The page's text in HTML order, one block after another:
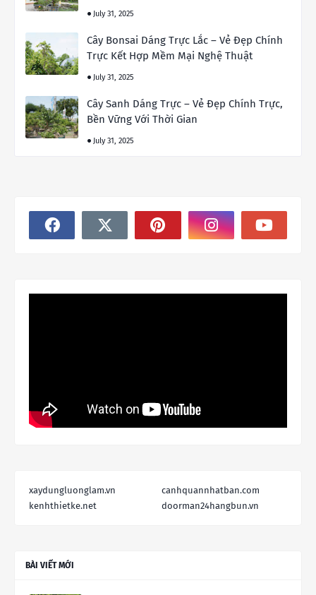
July 31, 2025
Cây Bonsai Dáng Trực Lắc – Vẻ Đẹp Chính
Trực Kết Hợp Mềm Mại Nghệ Thuật
July 31, 2025
Cây Sanh Dáng Trực – Vẻ Đẹp Chính Trực,
Bền Vững Với Thời Gian
July 31, 2025
xaydungluonglam.vn
canhquannhatban.com
kenhthietke.net
doorman24hangbun.vn
BÀI VIẾT MỚI